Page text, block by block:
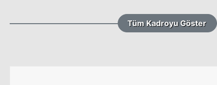
Tüm Kadroyu Göster